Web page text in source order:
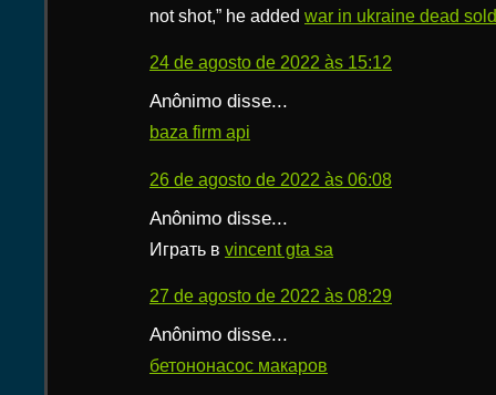
not shot,” he added war in ukraine dead
24 de agosto de 2022 às 15:12
Anônimo disse...
baza firm api
26 de agosto de 2022 às 06:08
Anônimo disse...
Играть в vincent gta sa
27 de agosto de 2022 às 08:29
Anônimo disse...
бетононасос макаров